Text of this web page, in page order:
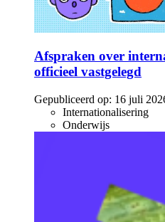
Afspraken over
officieel vastgelegd
Gepubliceerd op: 16 juli
Internationalisering
Onderwijs